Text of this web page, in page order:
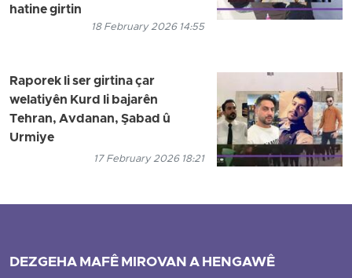
hatine girtin
18 February 2026 14:55
Raporek li ser girtina çar
welatiyên Kurd li bajarên
Tehran, Avdanan, Şabad û
Urmiye
17 February 2026 18:21
DEZGEHA MAFÊ MIROVAN A HENGAWÊ